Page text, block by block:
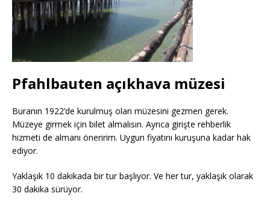
Pfahlbauten açıkhava müzesi
Buranın 1922’de kurulmuş olan müzesini gezmen gerek.
Müzeye girmek için bilet almalısın. Ayrıca girişte rehberlik
hizmeti de almanı öneririm. Uygun fiyatını kuruşuna kadar hak
ediyor.
Yaklaşık 10 dakikada bir tur başlıyor. Ve her tur, yaklaşık olarak
30 dakika sürüyor.